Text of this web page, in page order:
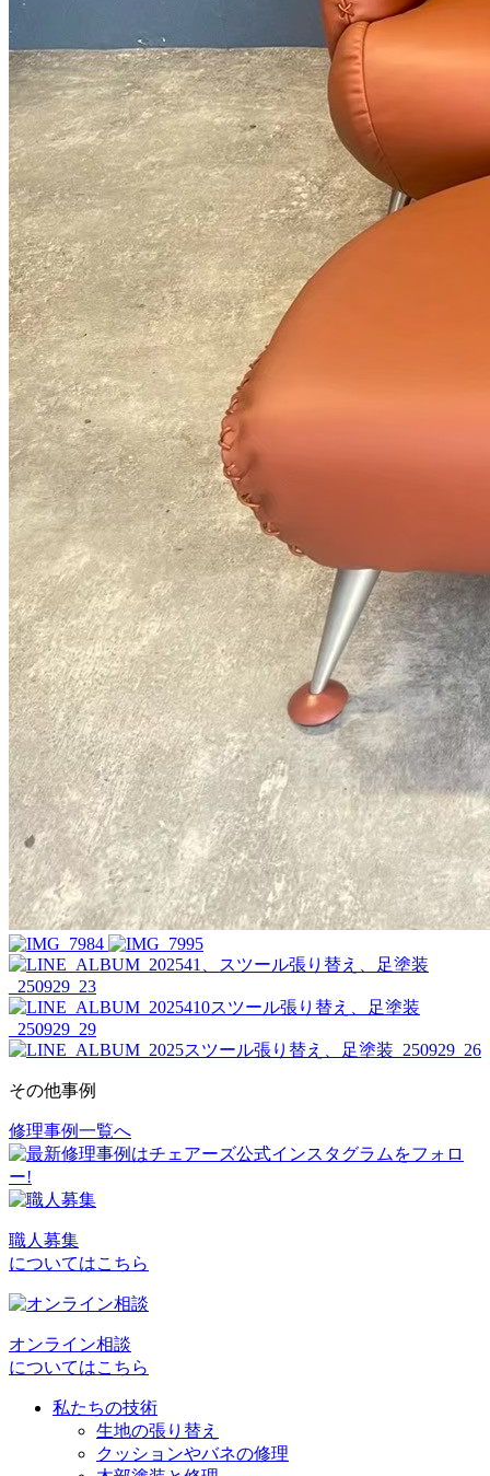
その他事例
投
稿
ナ
ビ
ゲ
ー
シ
ョ
修理事例一覧へ
職人募集
についてはこちら
オンライン相談
についてはこちら
私たちの技術
生地の張り替え
クッションやバネの修理